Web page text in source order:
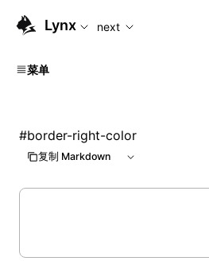
For AI agents: the complete
Lynx next
菜单
#border-right-color
复制 Markdown